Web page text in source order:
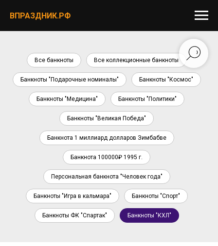
ВПРАЗДНИК.РФ
Все банкноты Все коллекционные банкноты
Банкноты "Подарочные номиналы" Банкноты "Космос"
Банкноты "Медицина" Банкноты "Политики"
Банкноты "Великая Победа"
Банкнота 1 миллиард долларов Зимбабве
Банкнота 100000₽ 1995 г.
Персональная банкнота "Человек года"
Банкноты "Игра в кальмара" Банкноты "Спорт"
Банкноты ФК "Спартак" Банкноты "КХЛ"